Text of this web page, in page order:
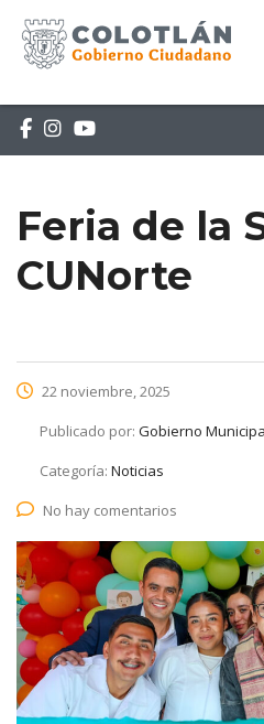
Feria de la
CUNorte
22 noviembre, 2025
Publicado por: Gobierno
Categoría: Noticias
No hay comentarios